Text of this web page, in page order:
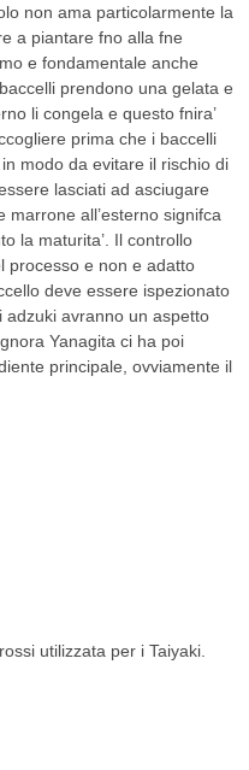
non ama particolarmente la
a piantare fno alla fne
e fondamentale anche
prendono una gelata e
li congela e questo fnira’
prima che i baccelli
modo da evitare il rischio di
lasciati ad asciugare
all’esterno signifca
la maturita’. Il controllo
processo e non e adatto
deve essere ispezionato
adzuki avranno un aspetto
Yanagita ci ha poi
principale, ovviamente il
utilizzata per i Taiyaki.